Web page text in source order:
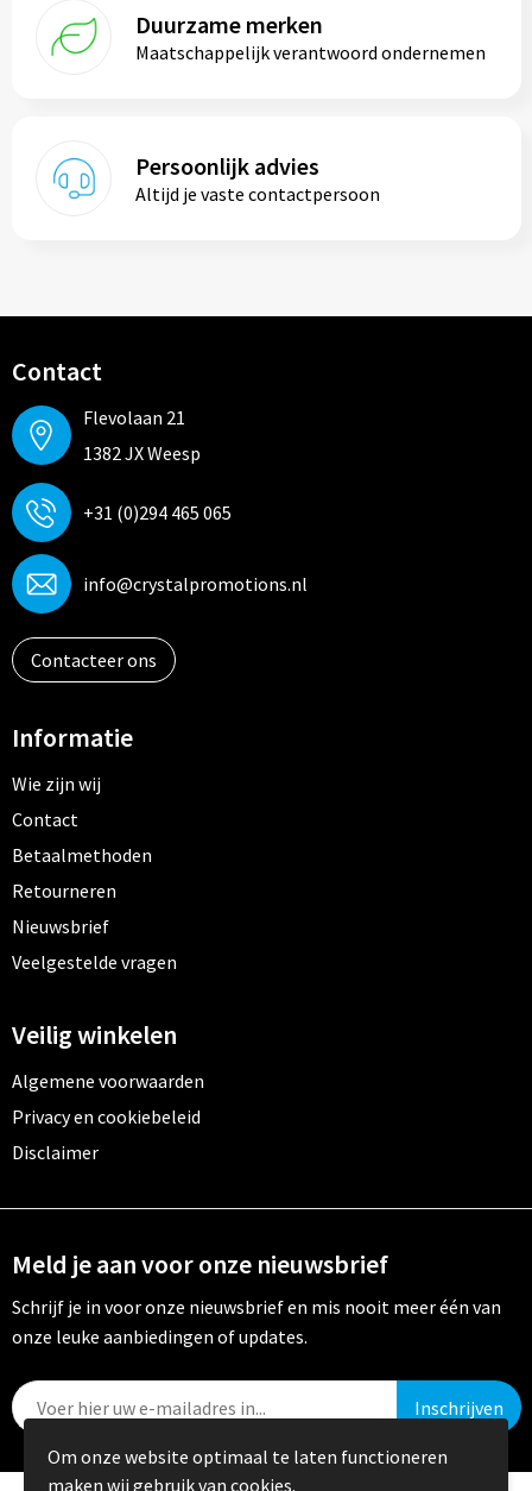
Duurzame merken
Maatschappelijk verantwoord ondernemen
Persoonlijk advies
Altijd je vaste contactpersoon
Contact
Flevolaan 21
1382 JX Weesp
+31 (0)294 465 065
info@crystalpromotions.nl
Contacteer ons
Informatie
Wie zijn wij
Contact
Betaalmethoden
Retourneren
Nieuwsbrief
Veelgestelde vragen
Veilig winkelen
Algemene voorwaarden
Privacy en cookiebeleid
Disclaimer
Meld je aan voor onze nieuwsbrief
Schrijf je in voor onze nieuwsbrief en mis nooit meer één van
onze leuke aanbiedingen of updates.
Om onze website optimaal te laten functioneren
maken wij gebruik van cookies.